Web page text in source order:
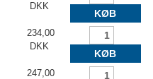
DKK
KØB
234,00
DKK
KØB
247,00